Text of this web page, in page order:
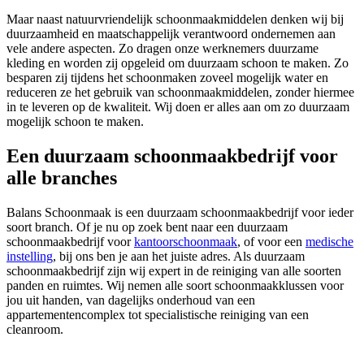
Maar naast natuurvriendelijk schoonmaakmiddelen denken wij bij
duurzaamheid en maatschappelijk verantwoord ondernemen aan
vele andere aspecten. Zo dragen onze werknemers duurzame
kleding en worden zij opgeleid om duurzaam schoon te maken. Zo
besparen zij tijdens het schoonmaken zoveel mogelijk water en
reduceren ze het gebruik van schoonmaakmiddelen, zonder hiermee
in te leveren op de kwaliteit. Wij doen er alles aan om zo duurzaam
mogelijk schoon te maken.
Een duurzaam schoonmaakbedrijf voor
alle branches
Balans Schoonmaak is een duurzaam schoonmaakbedrijf voor ieder
soort branch. Of je nu op zoek bent naar een duurzaam
schoonmaakbedrijf voorkantoorschoonmaak, of voor een medische
instelling, bij ons ben je aan het juiste adres. Als duurzaam
schoonmaakbedrijf zijn wij expert in de reiniging van alle soorten
panden en ruimtes. Wij nemen alle soort schoonmaakklussen voor
jou uit handen, van dagelijks onderhoud van een
appartementencomplex tot specialistische reiniging van een
cleanroom.